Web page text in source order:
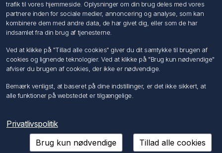
Min konto
Min konto
Ordrer
Adresser
Ansøg om Sælger konto
Følg os
Copyright © 2026 Förch A/S. Alle rettigheder forbeholdt.
Powered by
trafik til vores hjemmeside. Oplysninger om din brug deles med vores
partnere inden for sociale medier, annoncering og analyse, som kan
kombinere dem med andre data, de har givet dig, eller som de har
indsamlet fra din brug af tjenesterne.
Ved at klikke på "Tillad alle cookies" giver du dit samtykke til brugen af
cookies og lignende teknologier. Ved at klikke på "Brug kun nødvendige"
afviser du brugen af cookies, der ikke er nødvendige.
Bemærk venligst, at baseret på dine indstillinger, er det ikke sikkert, at
alle funktioner på webstedet er tilgængelige.
Privatlivspolitik
Brug kun nødvendige
Tillad alle cookies